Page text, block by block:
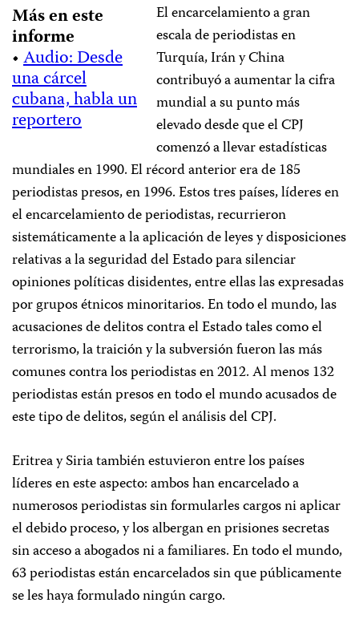
Más en este
informe
•Audio: Desde
una cárcel
cubana, habla un
reportero
El encarcelamiento a gran
escala de periodistas en
Turquía, Irán y China
contribuyó a aumentar la cifra
mundial a su punto más
elevado desde que el CPJ
comenzó a llevar estadísticas
mundiales en 1990. El récord anterior era de 185
periodistas presos, en 1996. Estos tres países, líderes en
el encarcelamiento de periodistas, recurrieron
sistemáticamente a la aplicación de leyes y disposiciones
relativas a la seguridad del Estado para silenciar
opiniones políticas disidentes, entre ellas las expresadas
por grupos étnicos minoritarios. En todo el mundo, las
acusaciones de delitos contra el Estado tales como el
terrorismo, la traición y la subversión fueron las más
comunes contra los periodistas en 2012. Al menos 132
periodistas están presos en todo el mundo acusados de
este tipo de delitos, según el análisis del CPJ.
Eritrea y Siria también estuvieron entre los países
líderes en este aspecto: ambos han encarcelado a
numerosos periodistas sin formularles cargos ni aplicar
el debido proceso, y los albergan en prisiones secretas
sin acceso a abogados ni a familiares. En todo el mundo,
63 periodistas están encarcelados sin que públicamente
se les haya formulado ningún cargo.